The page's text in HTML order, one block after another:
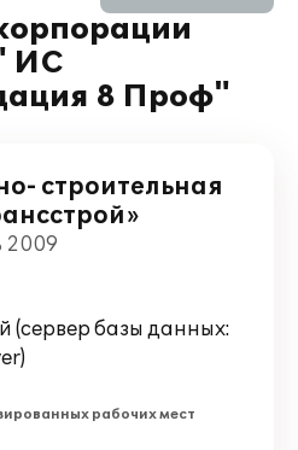
ИС
8 Проф"
строительная
2009
(сервер базы данных:
рабочих мест